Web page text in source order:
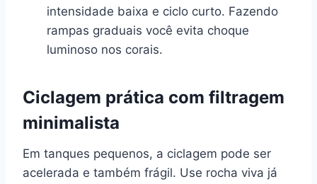
intensidade baixa e ciclo curto. Fazendo
rampas graduais você evita choque
luminoso nos corais.
Ciclagem prática com filtragem
minimalista
Em tanques pequenos, a ciclagem pode ser
acelerada e também frágil. Use rocha viva já